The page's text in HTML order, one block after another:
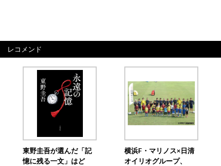
レコメンド
東野圭吾が選んだ「記
憶に残る一文」はど
横浜F・マリノス×日清
オイリオグループ、